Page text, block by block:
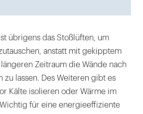
übrigens das Stoßlüften, um
anstatt mit gekipptem
Zeitraum die Wände nach
zu lassen. Des Weiteren gibt es
Kälte isolieren oder Wärme im
für eine energieeffiziente